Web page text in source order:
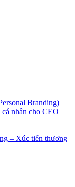
Branding)
nhân cho CEO
– Xúc tiến thương